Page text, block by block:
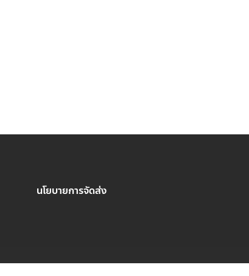
นโยบายการจัดส่ง